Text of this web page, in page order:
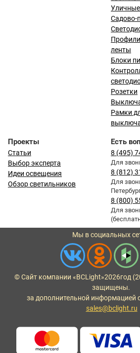
Уличные
Садово-
ленты
Блоки
Розетки
Рамки
Проекты
Статьи
Выбор эксперта
Идеи освещения
Обзор светильников
Есть
8 (495)
Для
8 (812)
Для
8 (800)
Для
Мы в социальных
© Сайт компании «BCLight»2026год
защищены.
за дополнительной информацией
sales@bclight.ru